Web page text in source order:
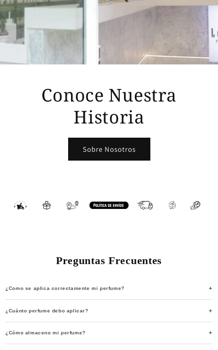
Conoce Nuestra
Historia
Sobre Nosotros
Preguntas Frecuentes
¿Como se aplica correctamente mi perfume?
¿Cuánto perfume debo aplicar?
¿Cómo almaceno mi perfume?